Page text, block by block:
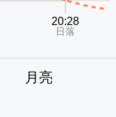
月亮